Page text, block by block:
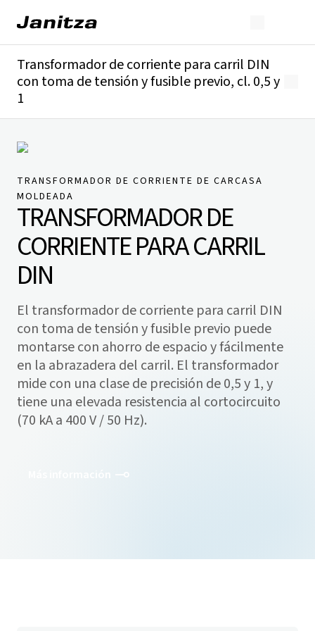
Transformador de corriente para carril DIN
con toma de tensión y fusible previo, cl. 0,5 y
1
Detalles técnicos
Descargas
TRANSFORMADOR DE CORRIENTE DE CARCASA
MOLDEADA
TRANSFORMADOR DE
CORRIENTE PARA CARRIL
DIN
El transformador de corriente para carril DIN
con toma de tensión y fusible previo puede
montarse con ahorro de espacio y fácilmente
en la abrazadera del carril. El transformador
mide con una clase de precisión de 0,5 y 1, y
tiene una elevada resistencia al cortocircuito
(70 kA a 400 V / 50 Hz).